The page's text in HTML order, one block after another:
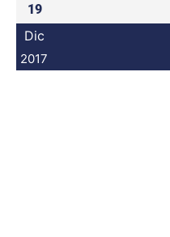
19
Dic
2017